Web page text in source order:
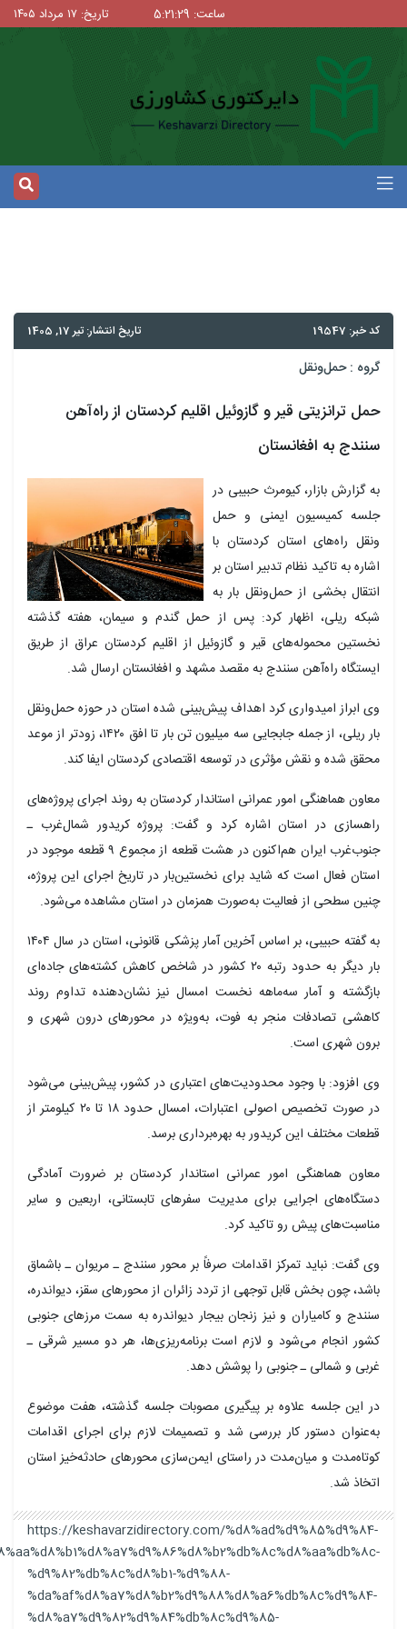
ساعت: 5:21:29 تاریخ: ۱۷ مرداد ۱۴۰۵
کد خبر: 19547 تاریخ انتشار: تیر 17, 1405
گروه :حمل‌و‌نقل
حمل ترانزیتی قیر و گازوئیل اقلیم کردستان از راه‌آهن
سنندج به افغانستان
به گزارش بازار، کیومرث حبیبی در
جلسه کمیسیون ایمنی و حمل
ونقل راه‌های استان کردستان با
اشاره به تاکید نظام تدبیر استان بر
انتقال بخشی از حمل‌ونقل بار به
شبکه ریلی، اظهار کرد: پس از حمل گندم و سیمان، هفته گذشته
نخستین محموله‌های قیر و گازوئیل از اقلیم کردستان عراق از طریق
ایستگاه راه‌آهن سنندج به مقصد مشهد و افغانستان ارسال شد.
وی ابراز امیدواری کرد اهداف پیش‌بینی‌ شده استان در حوزه حمل‌ونقل
بار ریلی، از جمله جابجایی سه میلیون تن بار تا افق ۱۴۲۰، زودتر از موعد
محقق شده و نقش مؤثری در توسعه اقتصادی کردستان ایفا کند.
معاون هماهنگی امور عمرانی استاندار کردستان به روند اجرای پروژه‌های
راهسازی در استان اشاره کرد و گفت: پروژه کریدور شمال‌غرب ـ
جنوب‌غرب ایران هم‌اکنون در هشت قطعه از مجموع ۹ قطعه موجود در
استان فعال است که شاید برای نخستین‌بار در تاریخ اجرای این پروژه،
چنین سطحی از فعالیت به‌صورت همزمان در استان مشاهده می‌شود.
به گفته حبیبی، بر اساس آخرین آمار پزشکی قانونی، استان در سال ۱۴۰۴
بار دیگر به حدود رتبه ۲۰ کشور در شاخص کاهش کشته‌های جاده‌ای
بازگشته و آمار سه‌ماهه نخست امسال نیز نشان‌دهنده تداوم روند
کاهشی تصادفات منجر به فوت، به‌ویژه در محورهای درون شهری و
برون شهری است.
وی افزود: با وجود محدودیت‌های اعتباری در کشور، پیش‌بینی می‌شود
در صورت تخصیص اصولی اعتبارات، امسال حدود ۱۸ تا ۲۰ کیلومتر از
قطعات مختلف این کریدور به بهره‌برداری برسد.
معاون هماهنگی امور عمرانی استاندار کردستان بر ضرورت آمادگی
دستگاه‌های اجرایی برای مدیریت سفرهای تابستانی، اربعین و سایر
مناسبت‌های پیش رو تاکید کرد.
وی گفت: نباید تمرکز اقدامات صرفاً بر محور سنندج ـ مریوان ـ باشماق
باشد، چون بخش قابل توجهی از تردد زائران از محورهای سقز، دیواندره،
سنندج و کامیاران و نیز زنجان بیجار دیواندره به سمت مرزهای جنوبی
کشور انجام می‌شود و لازم است برنامه‌ریزی‌ها، هر دو مسیر شرقی ـ
غربی و شمالی ـ جنوبی را پوشش دهد.
در این جلسه علاوه بر پیگیری مصوبات جلسه گذشته، هفت موضوع
به‌عنوان دستور کار بررسی شد و تصمیمات لازم برای اجرای اقدامات
کوتاه‌مدت و میان‌مدت در راستای ایمن‌سازی محورهای حادثه‌خیز استان
اتخاذ شد.
https://keshavarzidirectory.com/%d8%ad%d9%85%d9%84-
%d8%aa%d8%b1%d8%a7%d9%86%d8%b2%db%8c%d8%aa%db%8c-
%d9%82%db%8c%d8%b1-%d9%88-
%da%af%d8%a7%d8%b2%d9%88%d8%a6%db%8c%d9%84-
%d8%a7%d9%82%d9%84%db%8c%d9%85-